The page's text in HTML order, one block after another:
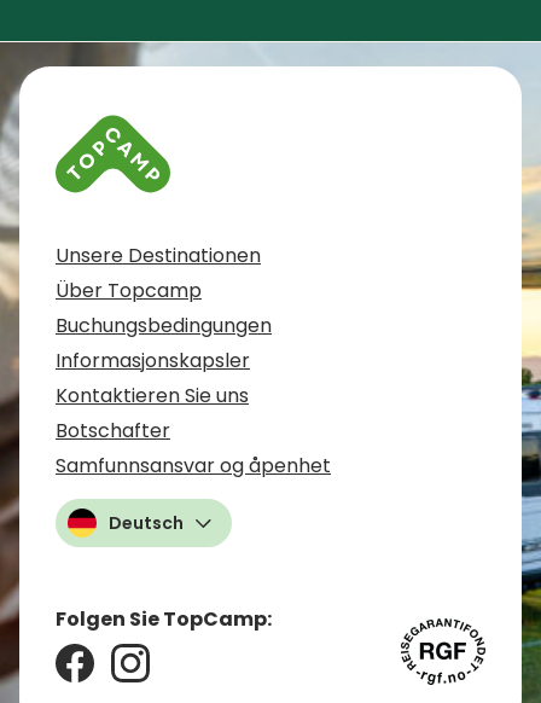
Kontaktinformationen und Impressum
Unsere Destinationen
Über Topcamp
Buchungsbedingungen
Informasjonskapsler
Kontaktieren Sie uns
Botschafter
Samfunnsansvar og åpenhet
Deutsch
Folgen Sie TopCamp: